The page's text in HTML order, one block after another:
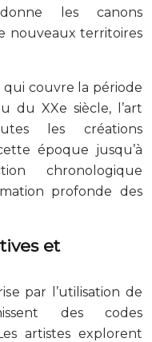
les canons
nouveaux territoires
qui couvre la période
du XXe siècle, l’art
les créations
époque jusqu’à
chronologique
profonde des
et
par l’utilisation de
des codes
artistes explorent